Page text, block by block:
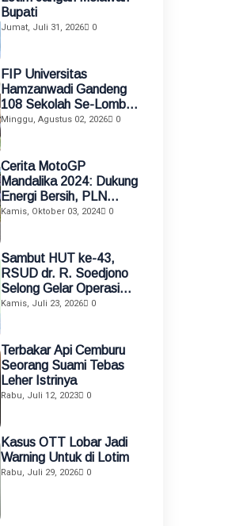
Bupati
Jumat, Juli 31, 2026 0
FIP Universitas
Hamzanwadi Gandeng
108 Sekolah Se-Lombok
Timur, Perkuat
Mengajar dan KKN
Terintegrasi
Minggu, Agustus 02, 2026 0
Cerita MotoGP
Mandalika 2024: Dukung
Energi Bersih, PLN
Gunakan Motor Listrik
Kamis, Oktober 03, 2024 0
Sambut HUT ke-43,
RSUD dr. R. Soedjono
Selong Gelar Operasi
Gratis Celah Bibir dan
Kamis, Juli 23, 2026 0
Terbakar Api Cemburu
Seorang Suami Tebas
Leher Istrinya
Rabu, Juli 12, 2023 0
Kasus OTT Lobar Jadi
Warning Untuk di Lotim
Rabu, Juli 29, 2026 0